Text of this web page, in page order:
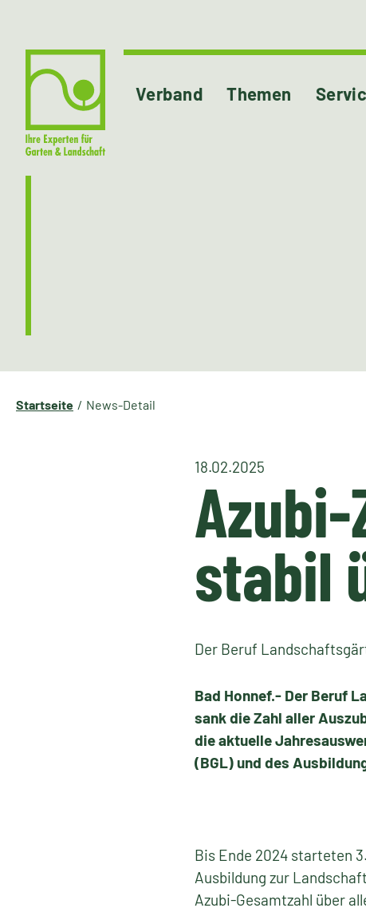
Verband Themen
Startseite News-Detail
18.02.2025
Azubi-
stabil
Der Beruf
Bad Honnef.- Der Beruf
sank die Zahl aller
die aktuelle
(BGL) und des
Bis Ende 2024 starteten
Ausbildung zur
Azubi-Gesamtzahl über